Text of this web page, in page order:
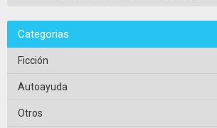
Categorias
Ficción
Autoayuda
Otros